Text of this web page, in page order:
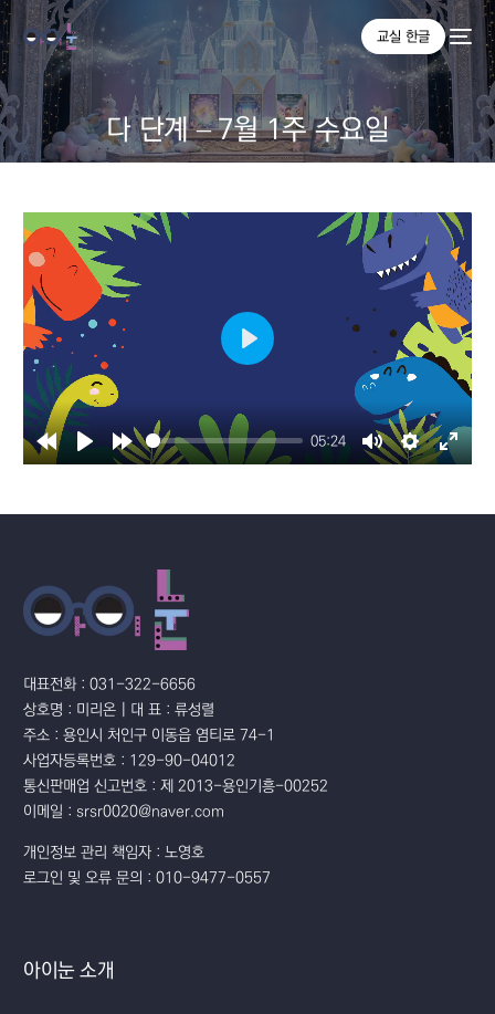
교실 한글
다 단계 – 7월 1주 수요일
Rewind
Play Forward
05:24
MuteSettings
Enter
Play
대표전화 : 031-322-6656
상호명 : 미리온 | 대 표 : 류성렬
주소 : 용인시 처인구 이동읍 염티로 74-1
사업자등록번호 : 129-90-04012
통신판매업 신고번호 : 제 2013-용인기흥-00252
이메일 : srsr0020@naver.com
개인정보 관리 책임자 : 노영호
로그인 및 오류 문의 : 010-9477-0557
아이눈 소개